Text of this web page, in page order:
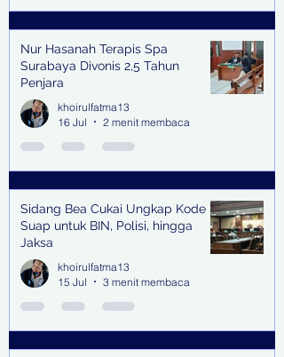
Nur Hasanah Terapis Spa
Surabaya Divonis 2,5 Tahun
Penjara
khoirulfatma13
16 Jul
2 menit membaca
Sidang Bea Cukai Ungkap Kode
Suap untuk BIN, Polisi, hingga
Jaksa
khoirulfatma13
15 Jul
3 menit membaca